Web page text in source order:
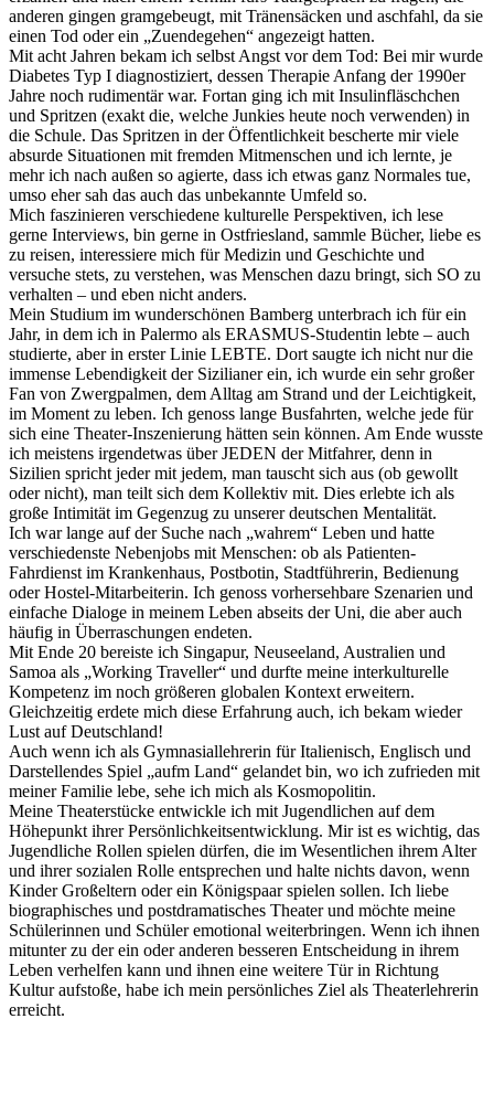
anderen gingen gramgebeugt, mit Tränensäcken und aschfahl, da sie
einen Tod oder ein „Zuendegehen“ angezeigt hatten.
Mit acht Jahren bekam ich selbst Angst vor dem Tod: Bei mir wurde
Diabetes Typ I diagnostiziert, dessen Therapie Anfang der 1990er
Jahre noch rudimentär war. Fortan ging ich mit Insulinfläschchen
und Spritzen (exakt die, welche Junkies heute noch verwenden) in
die Schule. Das Spritzen in der Öffentlichkeit bescherte mir viele
absurde Situationen mit fremden Mitmenschen und ich lernte, je
mehr ich nach außen so agierte, dass ich etwas ganz Normales tue,
umso eher sah das auch das unbekannte Umfeld so.
Mich faszinieren verschiedene kulturelle Perspektiven, ich lese
gerne Interviews, bin gerne in Ostfriesland, sammle Bücher, liebe es
zu reisen, interessiere mich für Medizin und Geschichte und
versuche stets, zu verstehen, was Menschen dazu bringt, sich SO zu
verhalten – und eben nicht anders.
Mein Studium im wunderschönen Bamberg unterbrach ich für ein
Jahr, in dem ich in Palermo als ERASMUS-Studentin lebte – auch
studierte, aber in erster Linie LEBTE. Dort saugte ich nicht nur die
immense Lebendigkeit der Sizilianer ein, ich wurde ein sehr großer
Fan von Zwergpalmen, dem Alltag am Strand und der Leichtigkeit,
im Moment zu leben. Ich genoss lange Busfahrten, welche jede für
sich eine Theater-Inszenierung hätten sein können. Am Ende wusste
ich meistens irgendetwas über JEDEN der Mitfahrer, denn in
Sizilien spricht jeder mit jedem, man tauscht sich aus (ob gewollt
oder nicht), man teilt sich dem Kollektiv mit. Dies erlebte ich als
große Intimität im Gegenzug zu unserer deutschen Mentalität.
Ich war lange auf der Suche nach „wahrem“ Leben und hatte
verschiedenste Nebenjobs mit Menschen: ob als Patienten-
Fahrdienst im Krankenhaus, Postbotin, Stadtführerin, Bedienung
oder Hostel-Mitarbeiterin. Ich genoss vorhersehbare Szenarien und
einfache Dialoge in meinem Leben abseits der Uni, die aber auch
häufig in Überraschungen endeten.
Mit Ende 20 bereiste ich Singapur, Neuseeland, Australien und
Samoa als „Working Traveller“ und durfte meine interkulturelle
Kompetenz im noch größeren globalen Kontext erweitern.
Gleichzeitig erdete mich diese Erfahrung auch, ich bekam wieder
Lust auf Deutschland!
Auch wenn ich als Gymnasiallehrerin für Italienisch, Englisch und
Darstellendes Spiel „aufm Land“ gelandet bin, wo ich zufrieden mit
meiner Familie lebe, sehe ich mich als Kosmopolitin.
Meine Theaterstücke entwickle ich mit Jugendlichen auf dem
Höhepunkt ihrer Persönlichkeitsentwicklung. Mir ist es wichtig, das
Jugendliche Rollen spielen dürfen, die im Wesentlichen ihrem Alter
und ihrer sozialen Rolle entsprechen und halte nichts davon, wenn
Kinder Großeltern oder ein Königspaar spielen sollen. Ich liebe
biographisches und postdramatisches Theater und möchte meine
Schülerinnen und Schüler emotional weiterbringen. Wenn ich ihnen
mitunter zu der ein oder anderen besseren Entscheidung in ihrem
Leben verhelfen kann und ihnen eine weitere Tür in Richtung
Kultur aufstoße, habe ich mein persönliches Ziel als Theaterlehrerin
erreicht.